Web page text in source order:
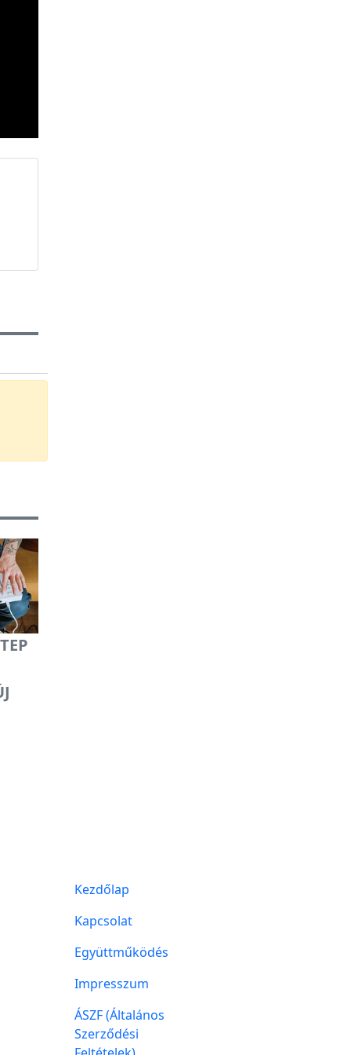
Kezdőlap
Kapcsolat
Együttműködés
Impresszum
ÁSZF (Általános
Szerződési